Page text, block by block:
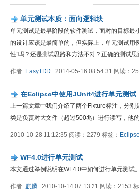
单元测试本质：面向逻辑块
单元测试是最早阶段的软件测试，面对的目标
的设计应该是最简单的，但实际上，单元测试用
性”吗？还是测试思路和方法不对？正确的测试
作者: EasyTDD 2014-05-16 08:54:31 阅读：
在Eclipse中使用JUnit4进行单元测试
上一篇文章中我们介绍了两个Fixture标注，分
类是负责对大文件（超过500兆）进行读写，他
2010-10-28 11:12:35 阅读：2279 标签： Eclipse
WF4.0进行单元测试
本文通过举例说明在WF4.0中如何进行单元测试。
作者: 麒麟 2010-10-14 07:13:21 阅读：2153 标